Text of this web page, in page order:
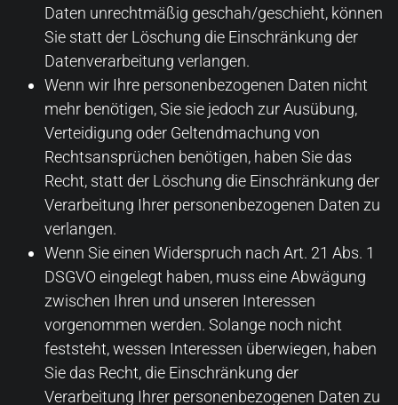
Daten unrechtmäßig geschah/geschieht, können
Sie statt der Löschung die Einschränkung der
Datenverarbeitung verlangen.
Wenn wir Ihre personenbezogenen Daten nicht
mehr benötigen, Sie sie jedoch zur Ausübung,
Verteidigung oder Geltendmachung von
Rechtsansprüchen benötigen, haben Sie das
Recht, statt der Löschung die Einschränkung der
Verarbeitung Ihrer personenbezogenen Daten zu
verlangen.
Wenn Sie einen Widerspruch nach Art. 21 Abs. 1
DSGVO eingelegt haben, muss eine Abwägung
zwischen Ihren und unseren Interessen
vorgenommen werden. Solange noch nicht
feststeht, wessen Interessen überwiegen, haben
Sie das Recht, die Einschränkung der
Verarbeitung Ihrer personenbezogenen Daten zu